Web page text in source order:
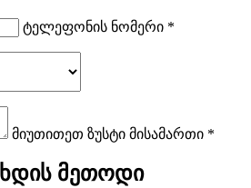
ტელეფონის ნომერი *
მიუთითეთ ზუსტი მისამართი *
მეთოდი